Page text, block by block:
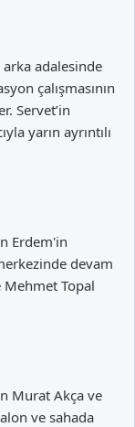
arka adalesinde
çalışmasının
Servet’in
yarın ayrıntılı
Erdem'in
devam
Topal
Murat Akça ve
ve sahada